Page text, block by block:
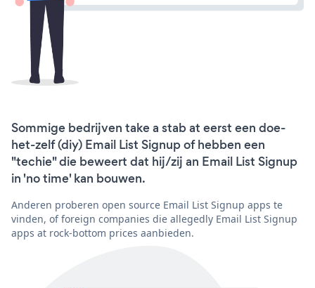
Sommige bedrijven take a stab at eerst een doe-
het-zelf (diy) Email List Signup of hebben een
"techie" die beweert dat hij/zij an Email List Signup
in 'no time' kan bouwen.
Anderen proberen open source Email List Signup apps te
vinden, of foreign companies die allegedly Email List Signup
apps at rock-bottom prices aanbieden.